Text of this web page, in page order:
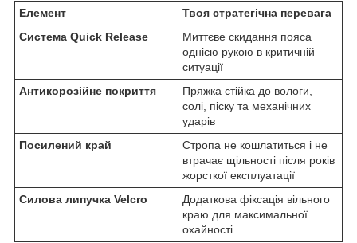
Елемент
Твоя стратегічна перевага
Система Quick Release
Миттєве скидання пояса
однією рукою в критичній
ситуації
Антикорозійне покриття
Пряжка стійка до вологи,
солі, піску та механічних
ударів
Посилений край
Стропа не кошлатиться і не
втрачає щільності після років
жорсткої експлуатації
Силова липучка Velcro
Додаткова фіксація вільного
краю для максимальної
охайності